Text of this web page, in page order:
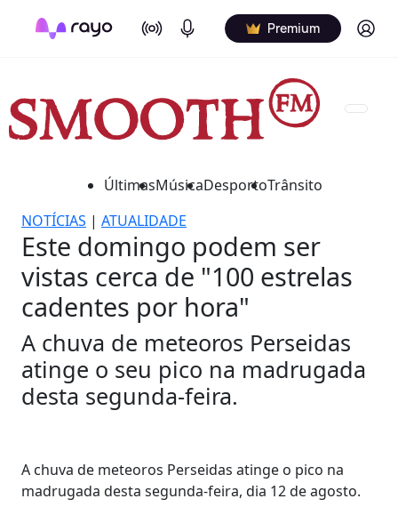
On Air Podcasts Premium Log in
ÚltimasMúsicaDesportoTrânsito
NOTÍCIAS | ATUALIDADE
Este domingo podem ser
vistas cerca de "100 estrelas
cadentes por hora"
A chuva de meteoros Perseidas
atinge o seu pico na madrugada
desta segunda-feira.
A chuva de meteoros Perseidas atinge o pico na
madrugada desta segunda-feira, dia 12 de agosto.